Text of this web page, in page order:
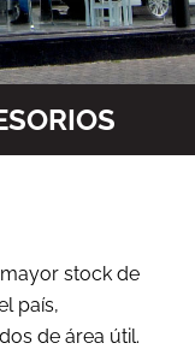
stock de
país,
de área útil.